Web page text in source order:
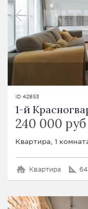
ID 42853
1-й
240 000
Квартира, 1
Квартира